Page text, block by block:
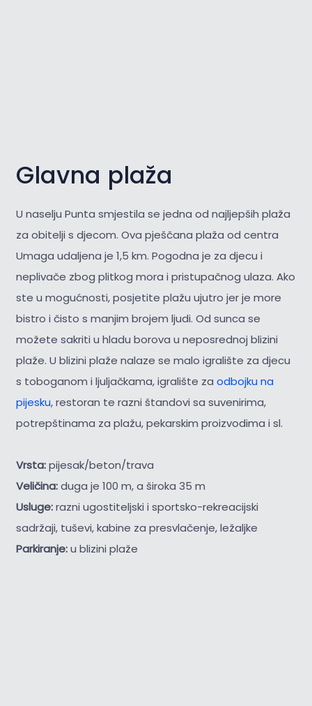
Glavna plaža
U naselju Punta smjestila se jedna od najljepših plaža
za obitelji s djecom. Ova pješčana plaža od centra
Umaga udaljena je 1,5 km. Pogodna je za djecu i
neplivače zbog plitkog mora i pristupačnog ulaza. Ako
ste u mogućnosti, posjetite plažu ujutro jer je more
bistro i čisto s manjim brojem ljudi. Od sunca se
možete sakriti u hladu borova u neposrednoj blizini
plaže. U blizini plaže nalaze se malo igralište za djecu
s toboganom i ljuljačkama, igralište za odbojku na
pijesku, restoran te razni štandovi sa suvenirima,
potrepštinama za plažu, pekarskim proizvodima i sl.
Vrsta:pijesak/beton/trava
Veličina:duga je 100 m, a široka 35 m
Usluge:razni ugostiteljski i sportsko-rekreacijski
sadržaji, tuševi, kabine za presvlačenje, ležaljke
Parkiranje:u blizini plaže